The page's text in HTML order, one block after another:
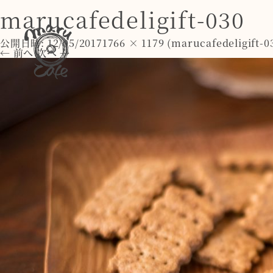
marucafedeligift-030
公開日時: 12/05/20171766 × 1179 (marucafedeligift-
← 前へ 次へ →